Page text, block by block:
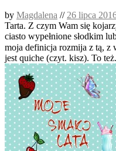
by Magdalena // 26 lipca
Tarta. Z czym Wam się
ciasto wypełnione słodkim
moja definicja rozmija z tą,
jest quiche (czyt. kisz). To